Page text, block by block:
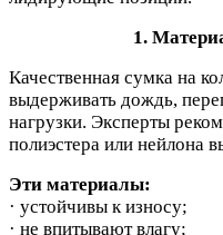
1.
Качественная сумка на
выдерживать дождь,
нагрузки. Эксперты
полиэстера или нейлона
Эти материалы:
· устойчивы к износу;
· не впитывают влагу;